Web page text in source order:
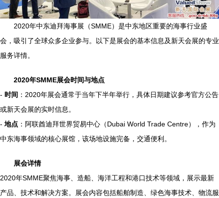
2020年中东迪拜海事展（SMME）是中东地区重要的海事行业盛
会，吸引了全球众多企业参与。以下是展会的基本信息及新天会展的专业
服务详情。
2020年SMME展会时间与地点
- 时间 ：2020年展会通常于当年下半年举行，具体日期建议参考官方公告
或新天会展的实时信息。
- 地点 ：阿联酋迪拜世界贸易中心（Dubai World Trade Centre），作为
中东海事领域的核心展馆，该场地设施完备，交通便利。
展会详情
2020年SMME聚焦海事、造船、海洋工程和港口技术等领域，展示最新
产品、技术和解决方案。展会内容包括船舶制造、绿色海事技术、物流服